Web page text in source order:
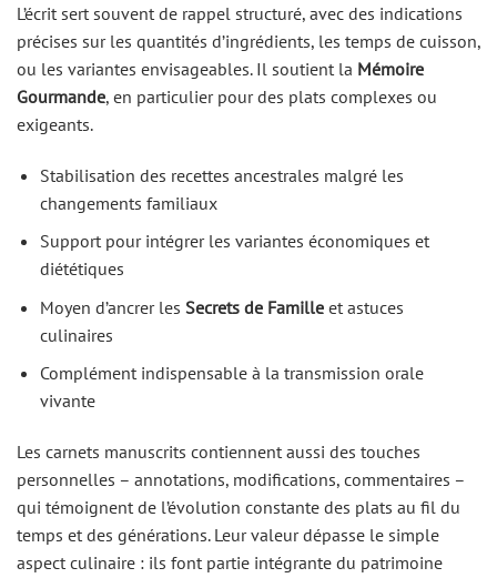
L’écrit sert souvent de rappel structuré, avec des indications
précises sur les quantités d’ingrédients, les temps de cuisson,
ou les variantes envisageables. Il soutient la Mémoire
Gourmande, en particulier pour des plats complexes ou
exigeants.
Stabilisation des recettes ancestrales malgré les
changements familiaux
Support pour intégrer les variantes économiques et
diététiques
Moyen d’ancrer les Secrets de Familleet astuces
culinaires
Complément indispensable à la transmission orale
vivante
Les carnets manuscrits contiennent aussi des touches
personnelles – annotations, modifications, commentaires –
qui témoignent de l’évolution constante des plats au fil du
temps et des générations. Leur valeur dépasse le simple
aspect culinaire : ils font partie intégrante du patrimoine